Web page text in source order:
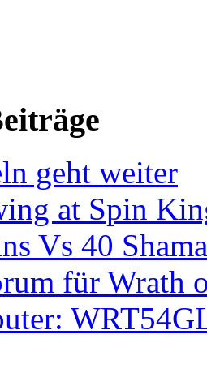
geht weiter
at Spin
Vs 40
für Wrath